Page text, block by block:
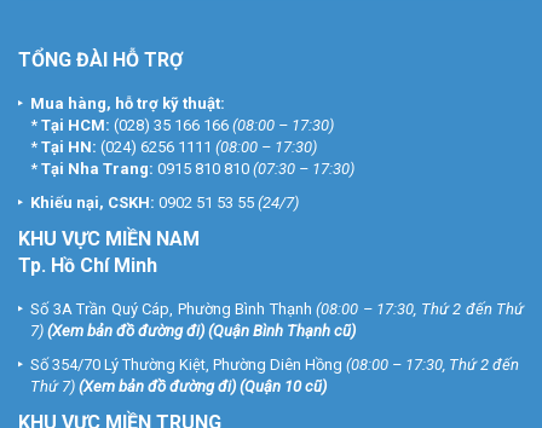
TỔNG ĐÀI HỖ TRỢ
Mua hàng, hỗ trợ kỹ thuật:
* Tại HCM: (028) 35 166 166 (08:00 – 17:30)
* Tại HN: (024) 6256 1111 (08:00 – 17:30)
* Tại Nha Trang: 0915 810 810 (07:30 – 17:30)
Khiếu nại, CSKH: 0902 51 53 55 (24/7)
KHU VỰC MIỀN NAM
Tp. Hồ Chí Minh
Số 3A Trần Quý Cáp, Phường Bình Thạnh (08:00 – 17:30, Thứ 2 đến Thứ
7) (Xem bản đồ đường đi) (Quận Bình Thạnh cũ)
Số 354/70 Lý Thường Kiệt, Phường Diên Hồng (08:00 – 17:30, Thứ 2 đến
Thứ 7) (Xem bản đồ đường đi) (Quận 10 cũ)
KHU VỰC MIỀN TRUNG